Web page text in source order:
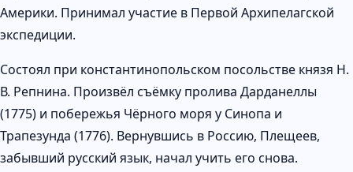
Америки. Принимал участие в Первой Архипелагской
экспедиции.
Состоял при константинопольском посольстве князя Н.
В. Репнина. Произвёл съёмку пролива Дарданеллы
(1775) и побережья Чёрного моря у Синопа и
Трапезунда (1776). Вернувшись в Россию, Плещеев,
забывший русский язык, начал учить его снова.